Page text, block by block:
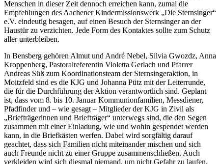
Menschen in dieser Zeit dennoch erreichen kann, zumal die
Empfehlungen des Aachener Kindermissionswerk „Die Sternsinger“
e.V. eindeutig besagen, auf einen Besuch der Sternsinger an der
Haustür zu verzichten. Jede Form des Kontaktes sollte zum Schutz
aller unterbleiben.
In Bensberg gehören Almut und André Nebel, Silvia Gwozdz, Anna
Kroppenberg, Pastoralreferentin Violetta Gerlach und Pfarrer
Andreas Süß zum Koordinationsteam der Sternsingeraktion, in
Moitzfeld sind es die KJG und Johanna Pütz mit der Leiterrunde,
die für die Durchführung der Aktion verantwortlich sind. Geplant
ist, dass vom 8. bis 10. Januar Kommunionfamilien, Messdiener,
Pfadfinder und – wie gesagt – Mitglieder der KJG in Zivil als
„Briefträgerinnen und Briefträger“ unterwegs sind, die den Segen
zusammen mit einer Einladung, wie und wohin gespendet werden
kann, in die Briefkästen werfen. Dabei wird sorgfältig darauf
geachtet, dass sich Familien nicht miteinander mischen und sich
auch Freunde nicht zu einer Gruppe zusammenschließen. Auch
verkleiden wird sich diesmal niemand, um nicht Gefahr zu laufen,